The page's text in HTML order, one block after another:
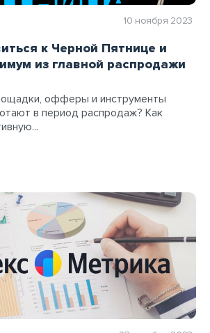
10 ноября 2023
к Черной Пятнице и
из главной распродажи
офферы и инструменты
в период распродаж? Как